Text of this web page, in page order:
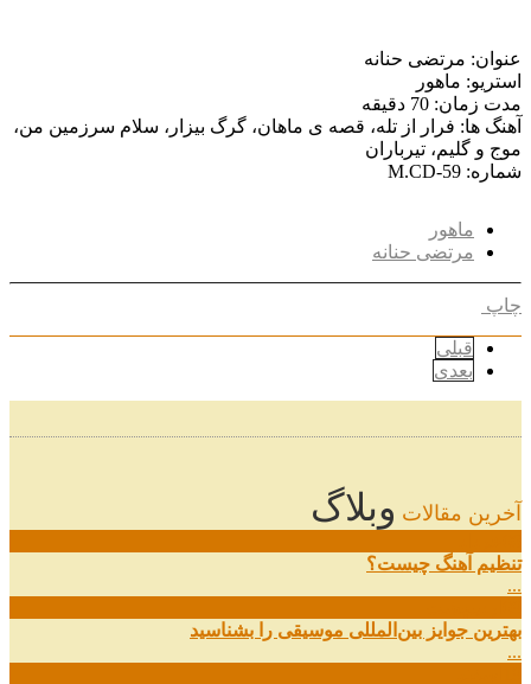
عنوان: مرتضی حنانه
استریو: ماهور
مدت زمان: 70 دقیقه
آهنگ ها: فرار از تله، قصه ی ماهان، گرگ بیزار، سلام سرزمین من،
موج و گلیم، تیرباران
شماره: M.CD-59
ماهور
مرتضی حنانه
چاپ
قبلی
بعدی
آخرین مقالات وبلاگ
تنظیم آهنگ چیست؟
...
بهترین جوایز بین‌المللی موسیقی را بشناسید
...